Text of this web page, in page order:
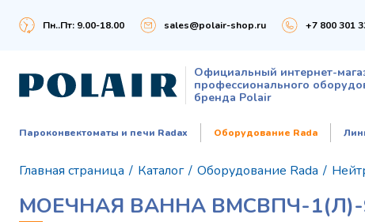
Пн..Пт: 9.00-18.00 sales@polair-shop.ru +7 800 301
Официальный интернет-
профессионального
бренда Polair
Пароконвектоматы и печи Radax Оборудование Rada
Главная страница / Каталог / Оборудование Rada /
МОЕЧНАЯ ВАННА ВМСВПЧ-1(Л)-